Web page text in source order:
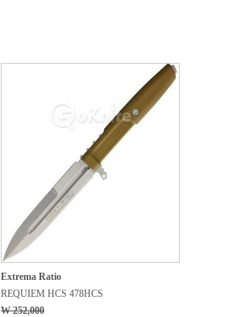
Extrema Ratio
REQUIEM HCS 478HCS
W 252,000